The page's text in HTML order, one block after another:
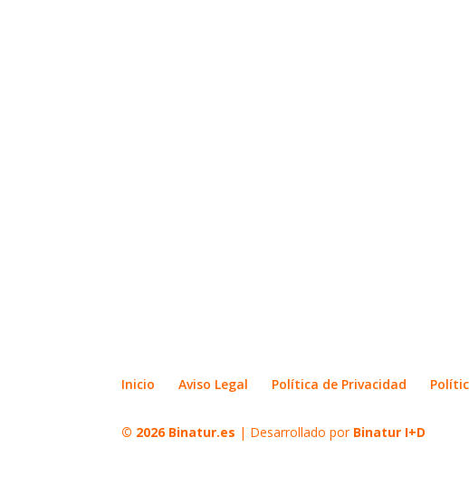
Inicio Aviso Legal Política de Privacidad
© 2026 Binatur.es | Desarrollado por Binatur I+D